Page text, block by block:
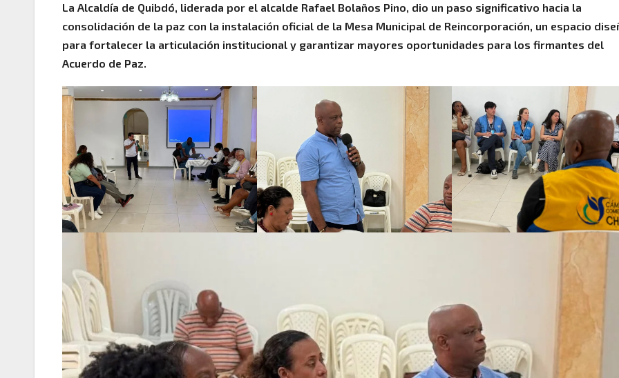
La Alcaldía de Quibdó, liderada por el alcalde Rafael Bolaños Pino, dio un paso significativo hacia la
consolidación de la paz con la instalación oficial de la Mesa Municipal de Reincorporación, un espacio
para fortalecer la articulación institucional y garantizar mayores oportunidades para los firmantes del
Acuerdo de Paz.